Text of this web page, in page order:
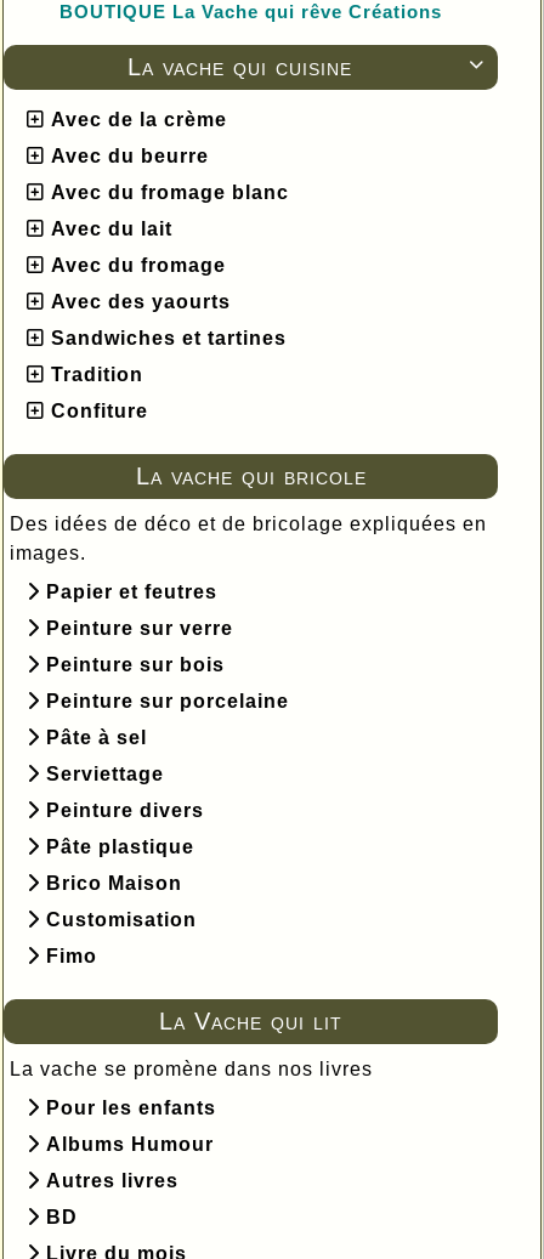
BOUTIQUE La Vache qui rêve Créations

La vache qui cuisine
Avec de la crème
Avec du beurre
Avec du fromage blanc
Avec du lait
Avec du fromage
Avec des yaourts
Sandwiches et tartines
Tradition
Confiture
La vache qui bricole
Des idées de déco et de bricolage expliquées en
images.
Papier et feutres
Peinture sur verre
Peinture sur bois
Peinture sur porcelaine
Pâte à sel
Serviettage
Peinture divers
Pâte plastique
Brico Maison
Customisation
Fimo
La Vache qui lit
La vache se promène dans nos livres
Pour les enfants
Albums Humour
Autres livres
BD
Livre du mois